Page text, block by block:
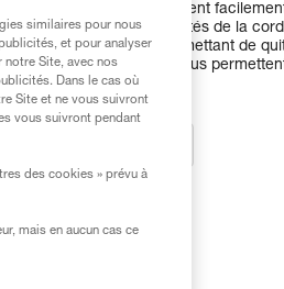
perforations évacuent
couleurs pour les extrémités de la
de ses bretelles permettant de
deux compartiments vous
similaires pour nous
et pour analyser
notre Site, avec nos
Dans le cas où
Site et ne vous suivront
vous suivront pendant
des cookies » prévu à
mais en aucun cas ce